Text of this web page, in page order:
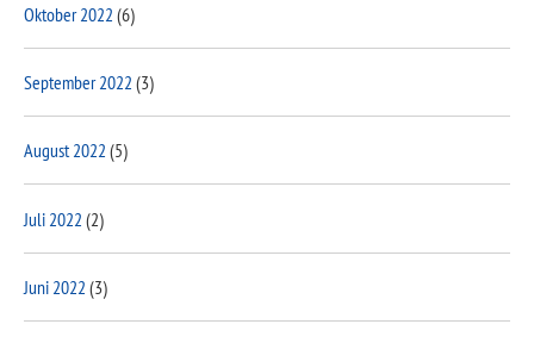
Oktober 2022 (6)
September 2022 (3)
August 2022 (5)
Juli 2022 (2)
Juni 2022 (3)